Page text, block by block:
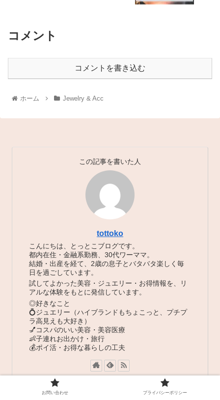
コメント
コメントを書き込む
ホーム Jewelry & Acc
この記事を書いた人
tottoko
こんにちは、とっとこブログです。
都内在住・金融系勤務、30代ワーママ。
結婚・出産を経て、2歳の息子とバタバタ楽しく毎
日を過ごしています。
試してよかった美容・ジュエリー・お得情報を、リ
アルな体験をもとに発信しています。
◎好きなこと
💍ジュエリー（ハイブランドもちょこっと、プチプ
ラ高見えも大好き）
💅コスパのいい美容・美容医療
👶子連れお出かけ・旅行
💰ポイ活・お得な暮らしの工夫
お問い合わせ プライバシーポリシー